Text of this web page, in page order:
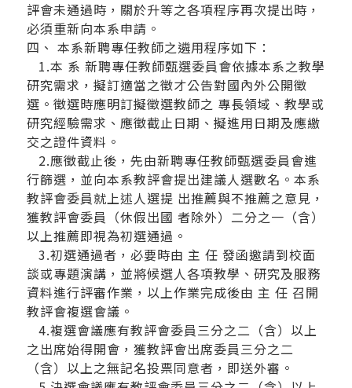
評會未通過時，關於升等之各項程序再次提出時，
必須重新向本系申請。
四、 本系新聘專任教師之遴用程序如下：
1.本 系 新聘專任教師甄選委員會依據本系之教學
研究需求，擬訂適當之徵才公告對國內外公開徵
選。徵選時應明訂擬徵選教師之 專長領域、教學或
研究經驗需求、應徵截止日期、擬進用日期及應繳
交之證件資料。
2.應徵截止後，先由新聘專任教師甄選委員會進
行篩選，並向本系教評會提出建議人選數名。本系
教評會委員就上述人選提 出推薦與不推薦之意見，
獲教評會委員（休假出國 者除外）二分之一（含）
以上推薦即視為初選通過。
3.初選通過者，必要時由 主 任 發函邀請到校面
談或專題演講，並將候選人各項教學、研究及服務
資料進行評審作業，以上作業完成後由 主 任 召開
教評會複選會議。
4.複選會議應有教評會委員三分之二（含）以上
之出席始得開會，獲教評會出席委員三分之二
（含）以上之無記名投票同意者，即送外審。